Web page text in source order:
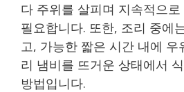
다 주위를 살피며 지속적으
필요합니다. 또한, 조리 중에
고, 가능한 짧은 시간 내에
리 냄비를 뜨거운 상태에서
방법입니다.